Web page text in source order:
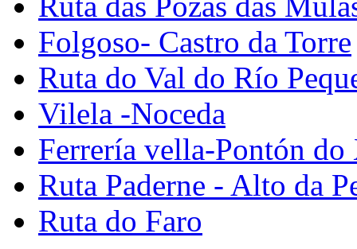
Folgoso- Castro da Torre
Ruta do Val do Río
Vilela -Noceda
Ferrería vella-Pontón do
Ruta Paderne - Alto da
Ruta do Faro